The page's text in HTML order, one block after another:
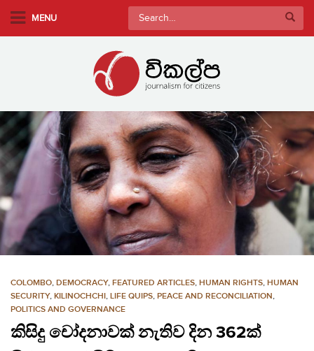
m
a
i
o
n
t
e
MENU
Search
for:
COLOMBO, DEMOCRACY, FEATURED ARTICLES, HUMAN RIGHTS, HUMAN
SECURITY, KILINOCHCHI, LIFE QUIPS, PEACE AND RECONCILIATION,
POLITICS AND GOVERNANCE
කිසිදු චෝදනාවක් නැතිව දින 362ක්